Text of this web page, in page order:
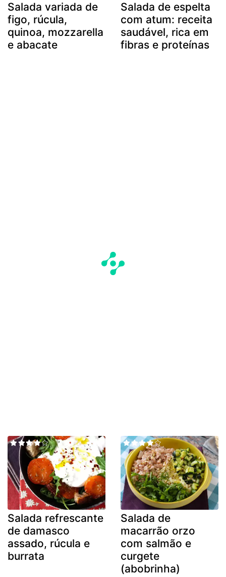
Salada variada de
figo, rúcula,
quinoa, mozzarella
e abacate
Salada de espelta
com atum: receita
saudável, rica em
fibras e proteínas
Salada refrescante
de damasco
assado, rúcula e
burrata
Salada de
macarrão orzo
com salmão e
curgete
(abobrinha)